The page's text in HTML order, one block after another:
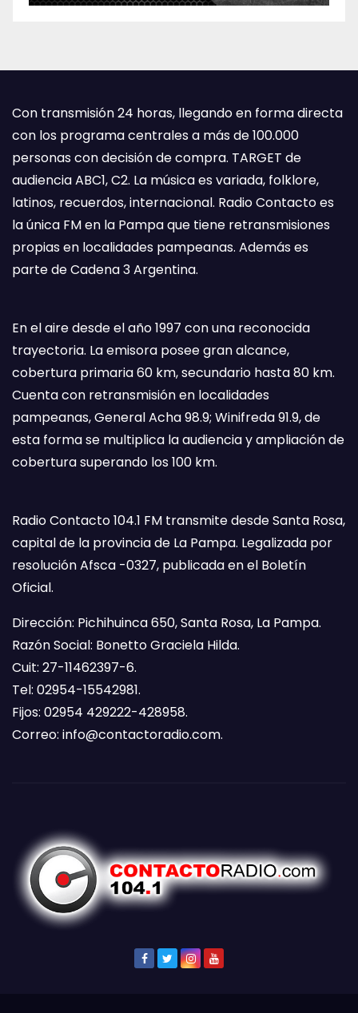
Con transmisión 24 horas, llegando en forma directa
con los programa centrales a más de 100.000
personas con decisión de compra. TARGET de
audiencia ABC1, C2. La música es variada, folklore,
latinos, recuerdos, internacional. Radio Contacto es
la única FM en la Pampa que tiene retransmisiones
propias en localidades pampeanas. Además es
parte de Cadena 3 Argentina.
En el aire desde el año 1997 con una reconocida
trayectoria. La emisora posee gran alcance,
cobertura primaria 60 km, secundario hasta 80 km.
Cuenta con retransmisión en localidades
pampeanas, General Acha 98.9; Winifreda 91.9, de
esta forma se multiplica la audiencia y ampliación de
cobertura superando los 100 km.
Radio Contacto 104.1 FM transmite desde Santa Rosa,
capital de la provincia de La Pampa. Legalizada por
resolución Afsca -0327, publicada en el Boletín
Oficial.
Dirección: Pichihuinca 650, Santa Rosa, La Pampa.
Razón Social: Bonetto Graciela Hilda.
Cuit: 27-11462397-6.
Tel: 02954-15542981.
Fijos: 02954 429222-428958.
Correo: info@contactoradio.com.